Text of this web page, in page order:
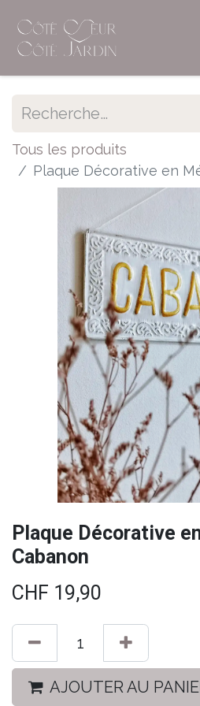
Tous les produits
Plaque Décorative en
Plaque Décorative
Cabanon
CHF 19,90
AJOUTER AU